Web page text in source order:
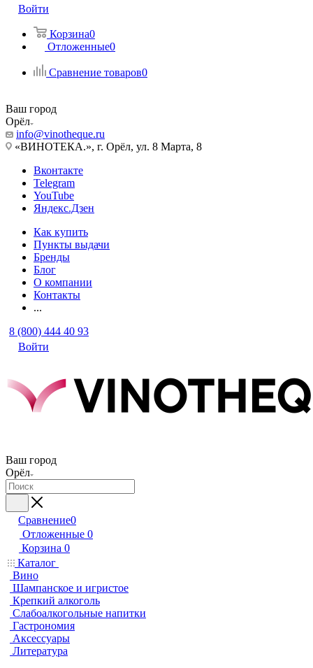
Войти
Корзина0
Отложенные0
Сравнение товаров0
Ваш город
Орёл
info@vinotheque.ru
«ВИНОТЕКА.», г. Орёл, ул. 8 Марта, 8
Вконтакте
Telegram
YouTube
Яндекс.Дзен
Как купить
Пункты выдачи
Бренды
Блог
О компании
Контакты
...
8 (800) 444 40 93
Войти
Ваш город
Орёл
Сравнение0
Отложенные 0
Корзина 0
Каталог
Вино
Шампанское и игристое
Крепкий алкоголь
Слабоалкогольные напитки
Гастрономия
Аксессуары
Литература